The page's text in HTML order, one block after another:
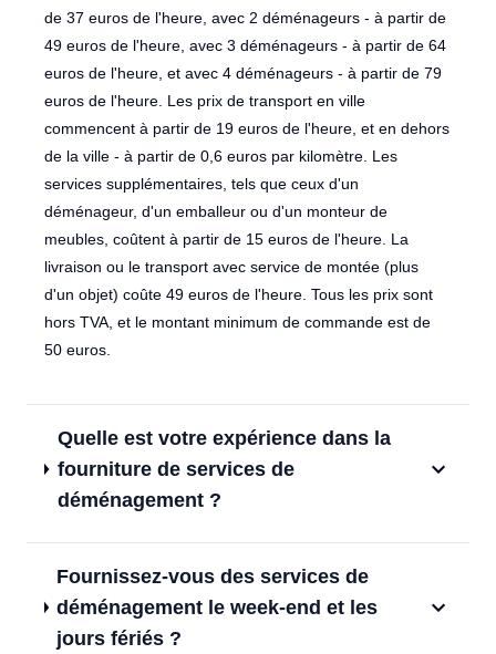
de 37 euros de l'heure, avec 2 déménageurs - à partir de
49 euros de l'heure, avec 3 déménageurs - à partir de 64
euros de l'heure, et avec 4 déménageurs - à partir de 79
euros de l'heure. Les prix de transport en ville
commencent à partir de 19 euros de l'heure, et en dehors
de la ville - à partir de 0,6 euros par kilomètre. Les
services supplémentaires, tels que ceux d'un
déménageur, d'un emballeur ou d'un monteur de
meubles, coûtent à partir de 15 euros de l'heure. La
livraison ou le transport avec service de montée (plus
d'un objet) coûte 49 euros de l'heure. Tous les prix sont
hors TVA, et le montant minimum de commande est de
50 euros.
Quelle est votre expérience dans la
fourniture de services de
déménagement ?
Fournissez-vous des services de
déménagement le week-end et les
jours fériés ?